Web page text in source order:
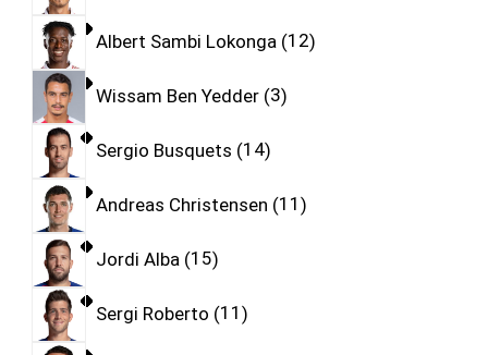
Albert Sambi Lokonga 12
Wissam Ben Yedder 3
Sergio Busquets 14
Andreas Christensen 11
Jordi Alba 15
Sergi Roberto 11